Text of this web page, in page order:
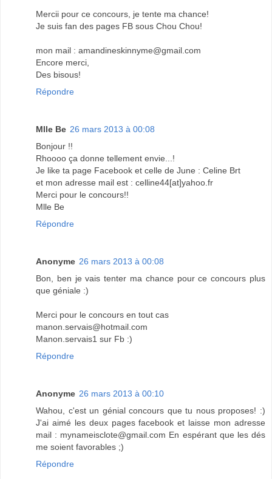
Mercii pour ce concours, je tente ma chance!
Je suis fan des pages FB sous Chou Chou!
mon mail : amandineskinnyme@gmail.com
Encore merci,
Des bisous!
Répondre
Mlle Be 26 mars 2013 à 00:08
Bonjour !!
Rhoooo ça donne tellement envie...!
Je like ta page Facebook et celle de June : Celine Brt
et mon adresse mail est : celline44[at]yahoo.fr
Merci pour le concours!!
Mlle Be
Répondre
Anonyme 26 mars 2013 à 00:08
Bon, ben je vais tenter ma chance pour ce concours plus
que géniale :)
Merci pour le concours en tout cas
manon.servais@hotmail.com
Manon.servais1 sur Fb :)
Répondre
Anonyme 26 mars 2013 à 00:10
Wahou, c'est un génial concours que tu nous proposes! :)
J'ai aimé les deux pages facebook et laisse mon adresse
mail : mynameisclote@gmail.com En espérant que les dés
me soient favorables ;)
Répondre